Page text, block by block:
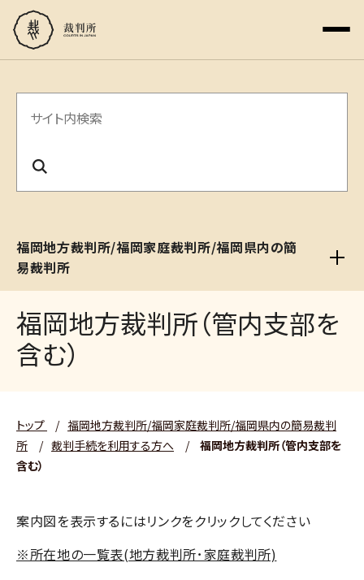
サ
内
索
福岡地方裁判所/福岡家庭裁判所/福岡県内の簡
易裁判所
福岡地方裁判所（管内支部を
含む）
トップ / 福岡地方裁判所/福岡家庭裁判所/福岡県内の簡易裁判
所
/ 裁判手続を利用する方へ /
福岡地方裁判所（管内支部を
含む）
案内図を表示するにはリンクをクリックしてください
※所在地の一覧表(地方裁判所･家庭裁判所)